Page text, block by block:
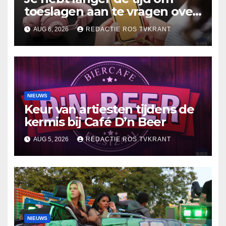
toeslagen aan te vragen over
2025
AUG 6, 2026 REDACTIE ROS TVKRANT
NIEUWS
Keur van artiesten tijdens de
kermis bij Café D’n Beer
AUG 5, 2026 REDACTIE ROS TVKRANT
NIEUWS